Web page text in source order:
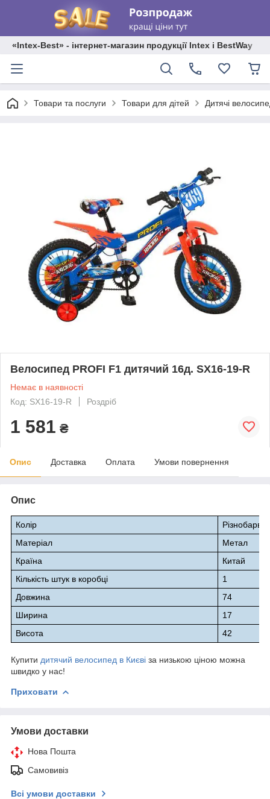
«Intex-Best» - інтернет-магазин продукції Intex і BestWay
Товари та послуги Товари для дітей Дитячі
Велосипед PROFI F1 дитячий 16д. SX16-19-R
Немає в наявності
Код: SX16-19-R
Роздріб
1 581 ₴
Опис Доставка Оплата Умови повернення
Опис
Колір
Матеріал
Метал
Країна
Китай
Кількість штук в коробці
1
Довжина
74
Ширина
17
Висота
42
Купити дитячий велосипед в Києві за низькою ціною можна
швидко у нас!
Приховати
Умови доставки
Нова Пошта
Самовивіз
Всі умови доставки